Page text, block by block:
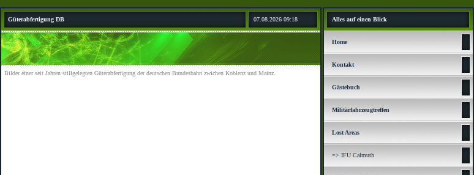
Güterabfertigung DB 07.08.2026 09:18
Bilder einer seit Jahren stillgelegten Güterabfertigung der deutschen Bundesbahn zwichen Koblenz und Mainz.
Alles auf einen Blick
Home
Kontakt
Gästebuch
Militärfahrzeugtreffen
Lost Areas
=> IFU Calmuth